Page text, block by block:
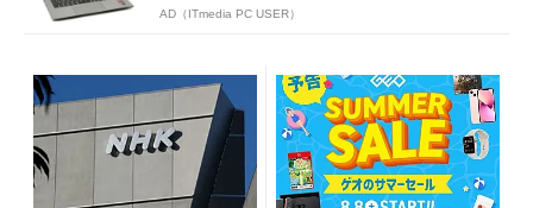
AD（ITmedia PC USER）